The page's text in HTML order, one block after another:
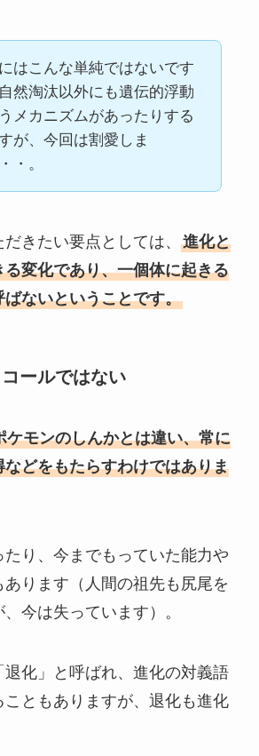
はこんな単純ではないです
然淘汰以外にも遺伝的浮動
メカニズムがあったりする
が、今回は割愛しま
・。
きたい要点としては、 進化と
変化であり、一個体に起きる
ないということです。
ールではない
ケモンのしんかとは違い、常に
どをもたらすわけではありま
り、今までもっていた能力や
ります（人間の祖先も尻尾を
今は失っています）。
退化」と呼ばれ、進化の対義語
ともありますが、退化も進化